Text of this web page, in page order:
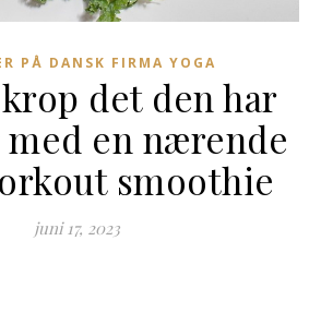
PÅ DANSK FIRMA YOGA
det den har
en nærende
smoothie
juni 17, 2023